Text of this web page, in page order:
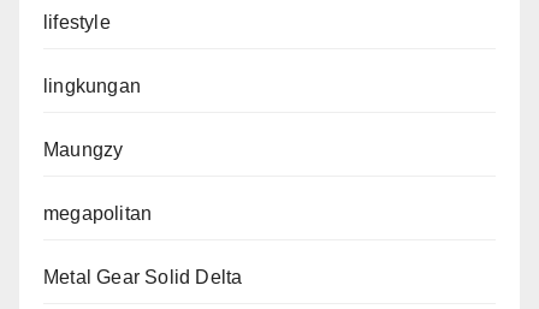
lifestyle
lingkungan
Maungzy
megapolitan
Metal Gear Solid Delta